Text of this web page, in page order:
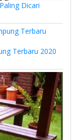
Dicari
Terbaru 2020